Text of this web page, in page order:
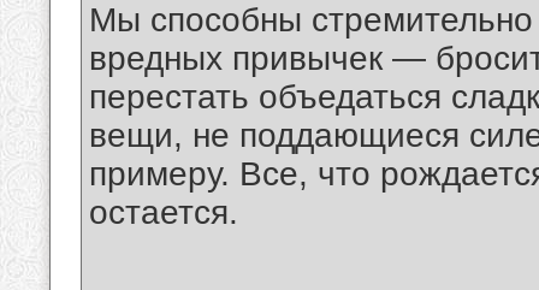
Мы способны
вредных привычек —
перестать объедаться
вещи, не поддающиеся
примеру. Все, что
остается.